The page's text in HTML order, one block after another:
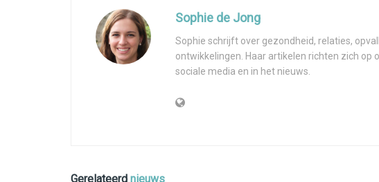
Sophie de Jong
Sophie schrijft over gezondheid, relaties,
ontwikkelingen. Haar artikelen richten zich op
sociale media en in het nieuws.
Gerelateerd nieuws